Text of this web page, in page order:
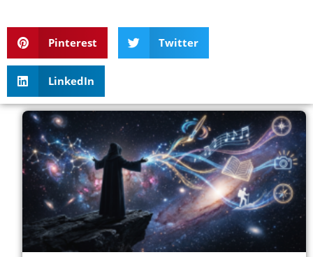
Pinterest Twitter
LinkedIn